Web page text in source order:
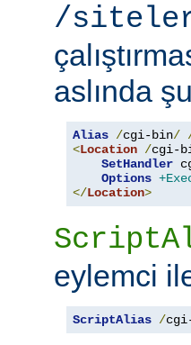
/
aslında
Alias /cgi-bin/
<Location /cgi-
SetHandler
Options
</Location>
eylemci
ScriptAlias /